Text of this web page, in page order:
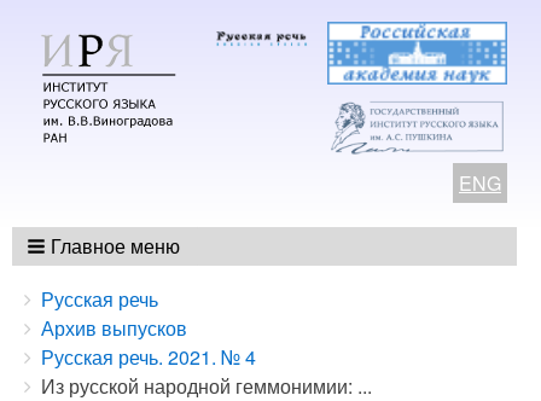
ENG
Главное меню
Breadcrumbs
You
are
here:
Русская речь
Архив выпусков
Русская речь. 2021. № 4
Из русской народной геммонимии: ...